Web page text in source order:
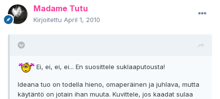
Madame Tutu
Kirjoitettu April 1, 2010
Ei, ei, ei, ei... En suosittele suklaaputousta!
Ideana tuo on todella hieno, omaperäinen ja juhlava, mutta
käytäntö on jotain ihan muuta. Kuvittele, jos kaadat sulaa